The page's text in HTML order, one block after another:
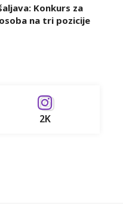
Konkurs za
na tri pozicije
2K